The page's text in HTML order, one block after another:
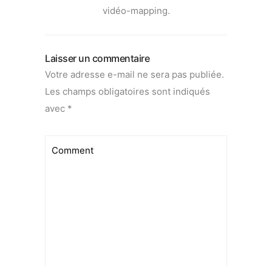
vidéo-mapping.
Laisser un commentaire
Votre adresse e-mail ne sera pas publiée.
Les champs obligatoires sont indiqués
avec *